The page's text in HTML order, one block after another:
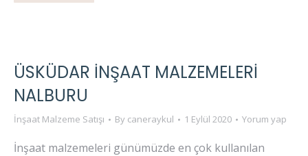
ÜSKÜDAR İNŞAAT MALZEMELERI
NALBURU
İnşaat Malzeme Satışı By caneraykul 1 Eylül 2020 Yorum yap
İnşaat malzemeleri günümüzde en çok kullanılan